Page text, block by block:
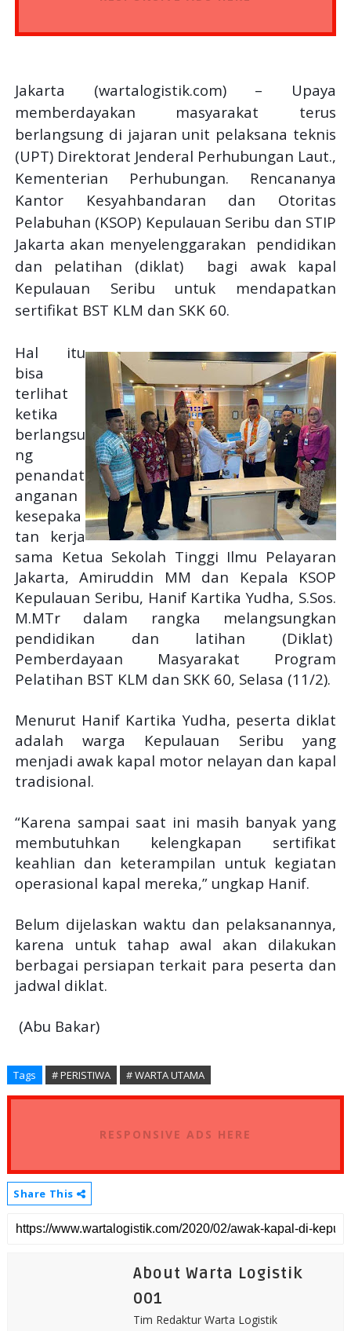
Jakarta (wartalogistik.com) – Upaya
memberdayakan masyarakat terus
berlangsung di jajaran unit pelaksana teknis
(UPT) Direktorat Jenderal Perhubungan Laut.,
Kementerian Perhubungan. Rencananya
Kantor Kesyahbandaran dan Otoritas
Pelabuhan (KSOP) Kepulauan Seribu dan STIP
Jakarta akan menyelenggarakan
pendidikan
dan pelatihan (diklat)bagi awak kapal
Kepulauan Seribu untuk mendapatkan
sertifikat BST KLM dan SKK 60.
Hal itu
bisa
terlihat
ketika
berlangsu
ng
penandat
anganan
kesepaka
tan kerja
sama Ketua Sekolah Tinggi Ilmu Pelayaran
Jakarta, Amiruddin MM dan Kepala KSOP
Kepulauan Seribu, Hanif Kartika Yudha, S.Sos.
M.MTr dalam rangka melangsungkan
pendidikan dan latihan (Diklat)
Pemberdayaan Masyarakat Program
Pelatihan BST KLM dan SKK 60, Selasa (11/2).
Menurut Hanif Kartika Yudha, peserta diklat
adalah warga Kepulauan Seribu yang
menjadi awak kapal motor nelayan dan kapal
tradisional.
“Karena sampai saat ini masih banyak yang
membutuhkan kelengkapan sertifikat
keahlian dan keterampilan untuk kegiatan
operasional kapal mereka,” ungkap Hanif.
Belum dijelaskan waktu dan pelaksanannya,
karena untuk tahap awal akan dilakukan
berbagai persiapan terkait para peserta dan
jadwal diklat.
(Abu Bakar)
Tags # PERISTIWA # WARTA UTAMA
RESPONSIVE ADS HERE
Share This
About Warta Logistik
001
Tim Redaktur Warta Logistik